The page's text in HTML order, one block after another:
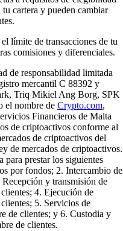
cartera y pueden cambiar
límite de transacciones de tu
comisiones y diferenciales.
de responsabilidad limitada
mercantil C 88392 y
Triq Mikiel Ang Borg, SPK
el nombre de Crypto.com,
Financieros de Malta
de criptoactivos conforme al
de criptoactivos del
de mercados de criptoactivos.
prestar los siguientes
por fondos; 2. Intercambio de
y transmisión de
4. Ejecución de
5. Servicios de
de clientes; y 6. Custodia y
de clientes.